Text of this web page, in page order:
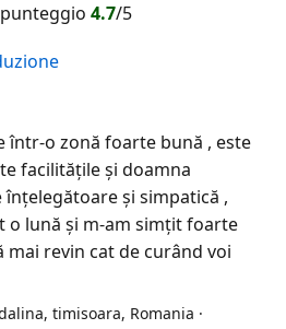
4.7/5
într-o zonă foarte bună , este
facilitățile și doamna
și simpatică ,
o lună și m-am simțit foarte
mai revin cat de curând voi
timisoara, Romania ·